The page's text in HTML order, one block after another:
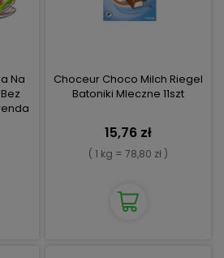
Na
Choceur Choco Milch Riegel
Batoniki Mleczne 11szt
15,76 zł
( 1 kg = 78,80 zł )